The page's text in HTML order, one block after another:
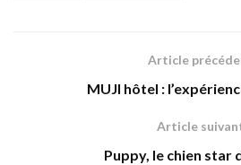
Article
MUJI hôtel :
Article
Puppy, le chien star